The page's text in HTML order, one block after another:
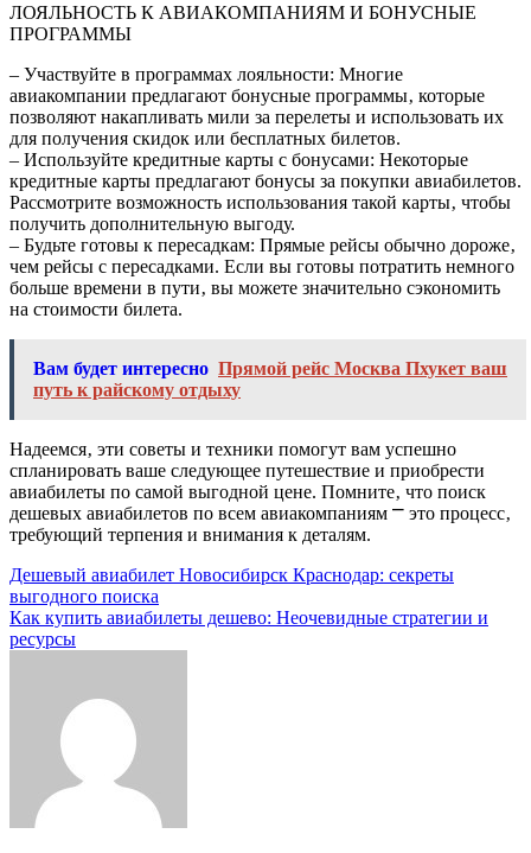
ЛОЯЛЬНОСТЬ К АВИАКОМПАНИЯМ И БОНУСНЫЕ
ПРОГРАММЫ
– Участвуйте в программах лояльности: Многие
авиакомпании предлагают бонусные программы‚ которые
позволяют накапливать мили за перелеты и использовать их
для получения скидок или бесплатных билетов.
– Используйте кредитные карты с бонусами: Некоторые
кредитные карты предлагают бонусы за покупки авиабилетов.
Рассмотрите возможность использования такой карты‚ чтобы
получить дополнительную выгоду.
– Будьте готовы к пересадкам: Прямые рейсы обычно дороже‚
чем рейсы с пересадками. Если вы готовы потратить немного
больше времени в пути‚ вы можете значительно сэкономить
на стоимости билета.
Вам будет интересно Прямой рейс Москва Пхукет ваш
путь к райскому отдыху
Надеемся‚ эти советы и техники помогут вам успешно
спланировать ваше следующее путешествие и приобрести
авиабилеты по самой выгодной цене. Помните‚ что поиск
дешевых авиабилетов по всем авиакомпаниям ⎻ это процесс‚
требующий терпения и внимания к деталям.
Навигация
по
записям
Дешевый авиабилет Новосибирск Краснодар: секреты
выгодного поиска
Как купить авиабилеты дешево: Неочевидные стратегии и
ресурсы